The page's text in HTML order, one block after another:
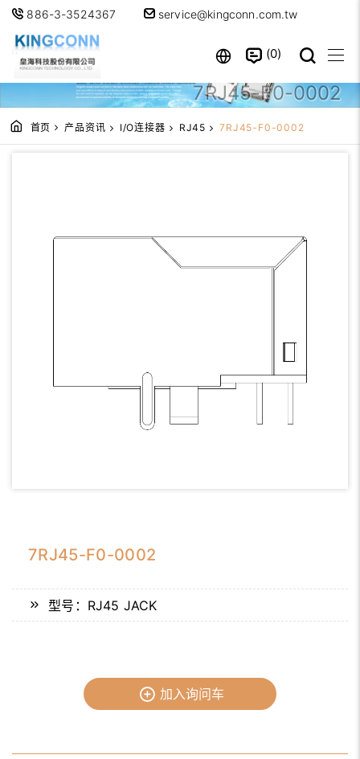
886-3-3524367 service@kingconn.com.tw
0
7RJ45-F0-0002
首页 产品资讯 I/O连接器 RJ45 7RJ45-F0-0002
7RJ45-F0-0002
型号：RJ45 JACK
加入询问车